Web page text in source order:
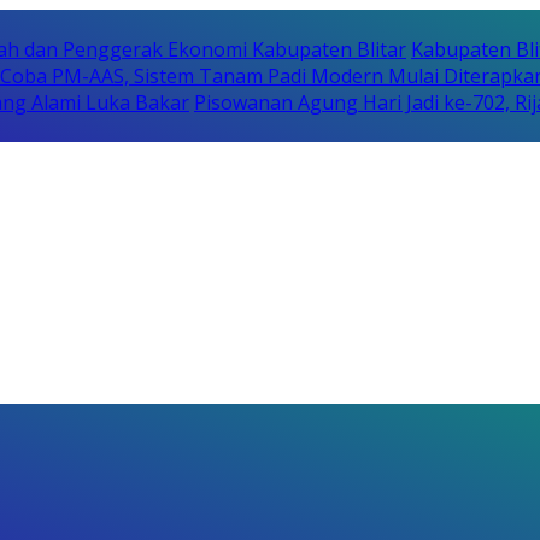
dan Penggerak Ekonomi Kabupaten Blitar Kabupaten
PM-AAS, Sistem Tanam Padi Modern Mulai
Alami Luka Bakar Pisowanan Agung Hari Jadi ke-702,